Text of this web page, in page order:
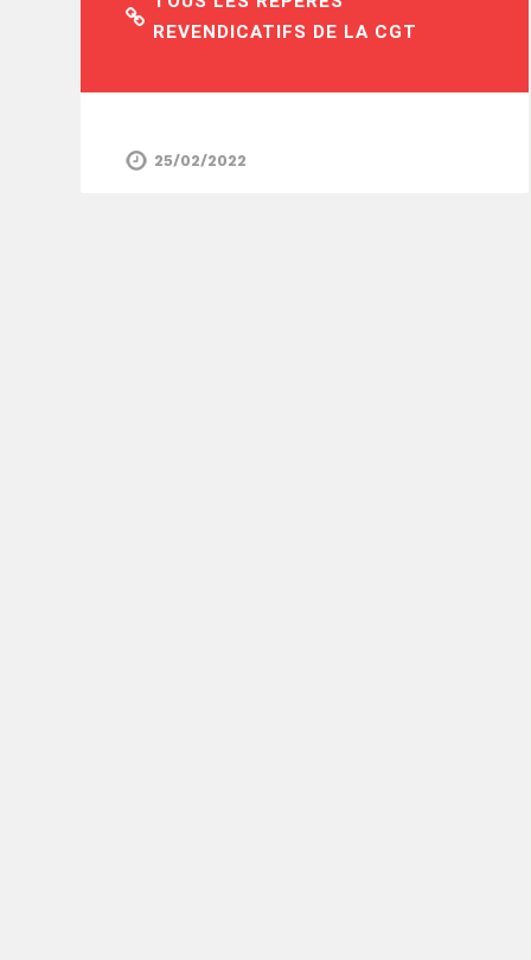
REVENDICATIFS DE LA CGT
25/02/2022